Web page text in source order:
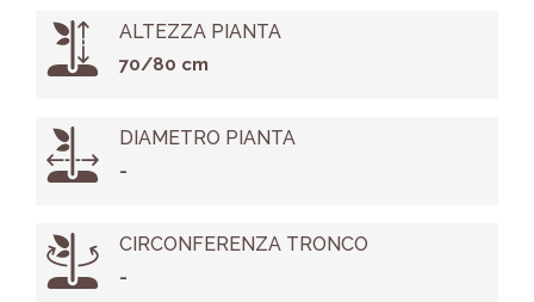
ALTEZZA PIANTA
70/80 cm
DIAMETRO PIANTA
-
CIRCONFERENZA TRONCO
-